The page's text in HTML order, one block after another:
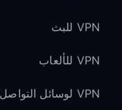
VPN للبث
VPN للألعاب
VPN لوسائل التواصل الاجتماعي